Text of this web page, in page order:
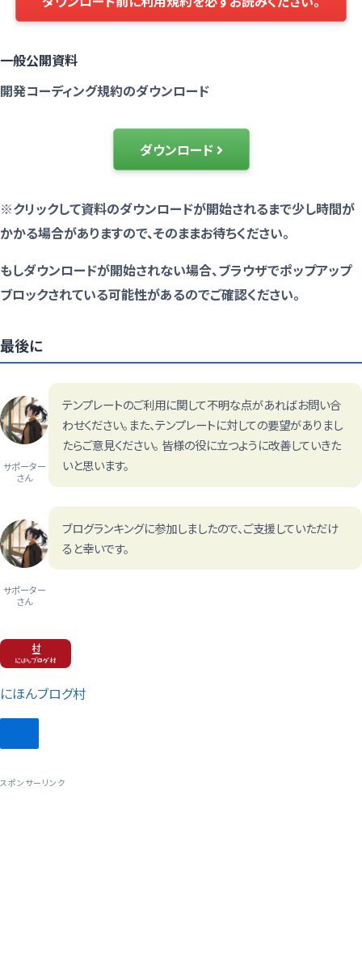
一般公開資料
開発コーディング規約のダウンロード
ダウンロード
※クリックして資料のダウンロードが開始されるまで少し時間が
かかる場合がありますので、そのままお待ちください。
もしダウンロードが開始されない場合、ブラウザでポップアップ
ブロックされている可能性があるのでご確認ください。
最後に
サポーター
さん
テンプレートのご利用に関して不明な点があればお問い合
わせください。また、テンプレートに対しての要望がありまし
たらご意見ください。 皆様の役に立つように改善していきた
いと思います。
サポーター
さん
ブログランキングに参加しましたので、ご支援していただけ
ると幸いです。
にほんブログ村
スポンサーリンク